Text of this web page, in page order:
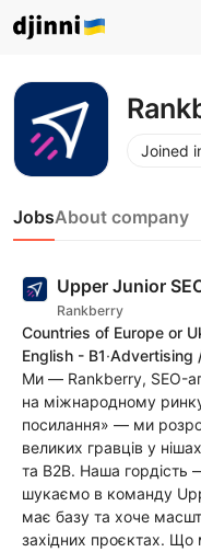
Joined
JobsAbout company
Upper Junior
Rankberry
Countries of Europe or
English - B1·Advertising
Ми — Rankberry, SEO-
на міжнародному
посилання» — ми
великих гравців у
та B2B. Наша
шукаємо в команду
має базу та хоче
західних проєктах.